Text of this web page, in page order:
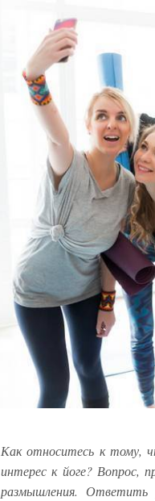
Как относитесь к тому,
интерес к йоге? Вопрос,
размышления. Ответить